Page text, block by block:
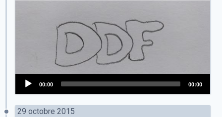
Player
00:00 00:00
29 octobre 2015